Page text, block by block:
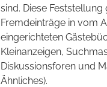
sind. Diese
Fremdeinträge in vom
eingerichteten
Kleinanzeigen,
Diskussionsforen und
Ähnliches).